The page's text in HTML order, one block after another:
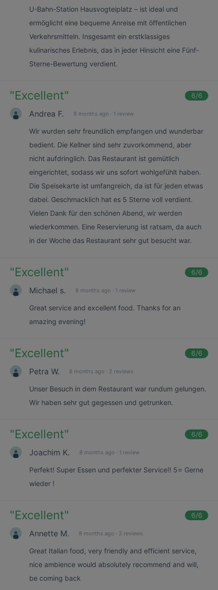
U-Bahn-Station Hausvogteiplatz – ist ideal und
ermöglicht eine bequeme Anreise mit öffentlichen
Verkehrsmitteln. Insgesamt ein erstklassiges
kulinarisches Erlebnis, das in jeder Hinsicht eine Fünf-
Sterne-Bewertung verdient.
"Excellent" 6/6
Andrea F. 8 months ago · 1 review
Wir wurden sehr freundlich empfangen und wunderbar
bedient. Die Kellner sind sehr zuvorkommend, aber
nicht aufdringlich. Das Restaurant ist gemütlich
eingerichtet, sodass wir uns sofort wohlgefühlt haben.
Die Speisekarte ist umfangreich, da ist für jeden etwas
dabei. Geschmacklich hat es 5 Sterne voll verdient.
Vielen Dank für den schönen Abend, wir werden
wiederkommen. Eine Reservierung ist ratsam, da auch
in der Woche das Restaurant sehr gut besucht war.
"Excellent" 6/6
Michael s. 8 months ago · 1 review
Great service and excellent food. Thanks for an
amazing evening!
"Excellent" 6/6
Petra W. 8 months ago · 2 reviews
Unser Besuch in dem Restaurant war rundum gelungen.
Wir haben sehr gut gegessen und getrunken.
"Excellent" 6/6
Joachim K. 8 months ago · 1 review
Perfekt! Super Essen und perfekter Service!! 5⭐️ Gerne
wieder !
"Excellent" 6/6
Annette M. 8 months ago · 2 reviews
Great Italian food, very friendly and efficient service,
nice ambience would absolutely recommend and will,
be coming back